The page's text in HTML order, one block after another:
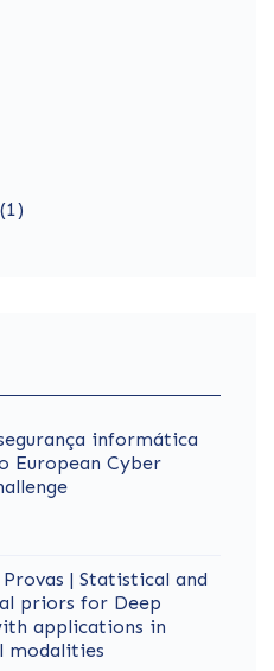
informática
European Cyber
Provas | Statistical and
priors for Deep
applications in
modalities